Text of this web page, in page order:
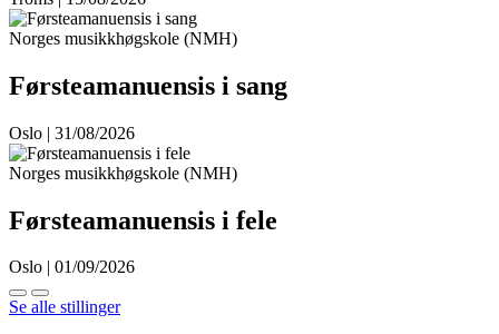
Norges musikkhøgskole (NMH)
Førsteamanuensis i sang
Oslo | 31/08/2026
Norges musikkhøgskole (NMH)
Førsteamanuensis i fele
Oslo | 01/09/2026
Se alle stillinger